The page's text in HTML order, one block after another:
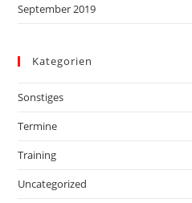
September 2019
Kategorien
Sonstiges
Termine
Training
Uncategorized